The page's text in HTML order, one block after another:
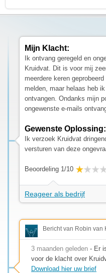
Mijn Klacht:
Ik ontvang geregeld en
Kruidvat. Dit is voor mij
meerdere keren
melden, maar helaas heb
ontvangen. Ondanks mijn
ongewenste e-mails
Gewenste Oplossing:
Ik verzoek Kruidvat
versturen van deze
Beoordeling 1/10
Reageer als bedrijf
Bericht van Robin van
3 maanden geleden - Er
voor de klacht over
Download hier uw brief